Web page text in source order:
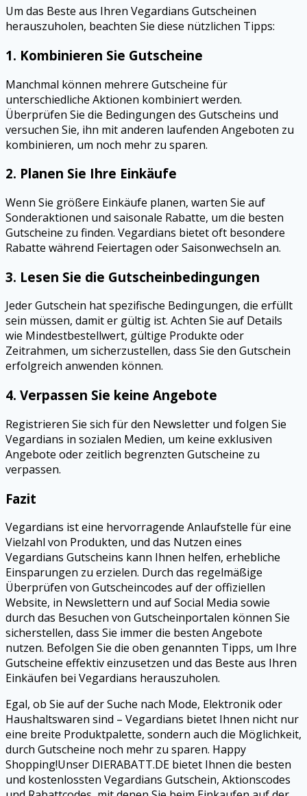
Um das Beste aus Ihren Vegardians Gutscheinen
herauszuholen, beachten Sie diese nützlichen Tipps:
1. Kombinieren Sie Gutscheine
Manchmal können mehrere Gutscheine für
unterschiedliche Aktionen kombiniert werden.
Überprüfen Sie die Bedingungen des Gutscheins und
versuchen Sie, ihn mit anderen laufenden Angeboten zu
kombinieren, um noch mehr zu sparen.
2. Planen Sie Ihre Einkäufe
Wenn Sie größere Einkäufe planen, warten Sie auf
Sonderaktionen und saisonale Rabatte, um die besten
Gutscheine zu finden. Vegardians bietet oft besondere
Rabatte während Feiertagen oder Saisonwechseln an.
3. Lesen Sie die Gutscheinbedingungen
Jeder Gutschein hat spezifische Bedingungen, die erfüllt
sein müssen, damit er gültig ist. Achten Sie auf Details
wie Mindestbestellwert, gültige Produkte oder
Zeitrahmen, um sicherzustellen, dass Sie den Gutschein
erfolgreich anwenden können.
4. Verpassen Sie keine Angebote
Registrieren Sie sich für den Newsletter und folgen Sie
Vegardians in sozialen Medien, um keine exklusiven
Angebote oder zeitlich begrenzten Gutscheine zu
verpassen.
Fazit
Vegardians ist eine hervorragende Anlaufstelle für eine
Vielzahl von Produkten, und das Nutzen eines
Vegardians Gutscheins kann Ihnen helfen, erhebliche
Einsparungen zu erzielen. Durch das regelmäßige
Überprüfen von Gutscheincodes auf der offiziellen
Website, in Newslettern und auf Social Media sowie
durch das Besuchen von Gutscheinportalen können Sie
sicherstellen, dass Sie immer die besten Angebote
nutzen. Befolgen Sie die oben genannten Tipps, um Ihre
Gutscheine effektiv einzusetzen und das Beste aus Ihren
Einkäufen bei Vegardians herauszuholen.
Egal, ob Sie auf der Suche nach Mode, Elektronik oder
Haushaltswaren sind – Vegardians bietet Ihnen nicht nur
eine breite Produktpalette, sondern auch die Möglichkeit,
durch Gutscheine noch mehr zu sparen. Happy
Shopping!Unser DIERABATT.DE bietet Ihnen die besten
und kostenlossten Vegardians Gutschein, Aktionscodes